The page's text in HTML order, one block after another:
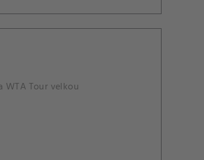
Tour velkou